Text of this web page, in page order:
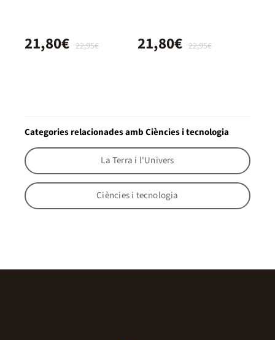
22,95€
21,80€ 22,95€
21,80€
Categories relacionades amb Ciències i tecnologia
La Terra i l'Univers
Ciències i tecnologia